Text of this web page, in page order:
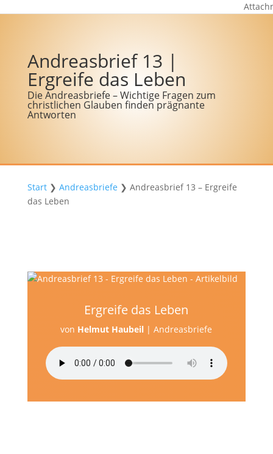
Andreasbrief 13 |
Ergreife das Leben
Die Andreasbriefe – Wichtige Fragen zum
christlichen Glauben finden prägnante
Antworten
Start❯ Andreasbriefe ❯ Andreasbrief 13 – Ergreife
das Leben
Ergreife das Leben
von Helmut Haubeil |Andreasbriefe